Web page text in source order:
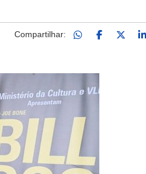
Compartilhar: